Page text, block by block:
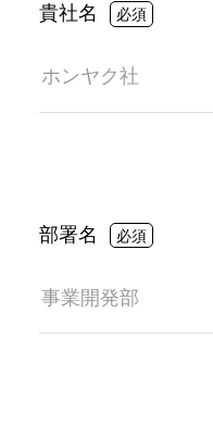
貴社名
部署名